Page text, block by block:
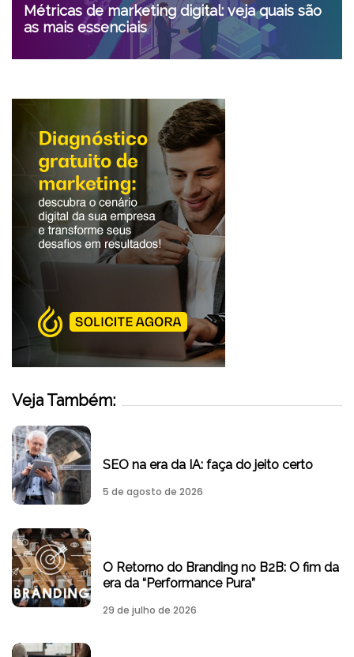
Métricas de marketing digital: veja quais são
as mais essenciais
Veja Também:
SEO na era da IA: faça do jeito certo
5 de agosto de 2026
O Retorno do Branding no B2B: O fim da
era da “Performance Pura”
29 de julho de 2026